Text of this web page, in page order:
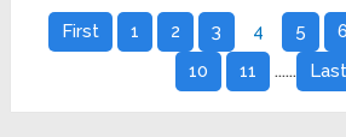
First 1 2 3 4 5 6
10
11 ...... Last